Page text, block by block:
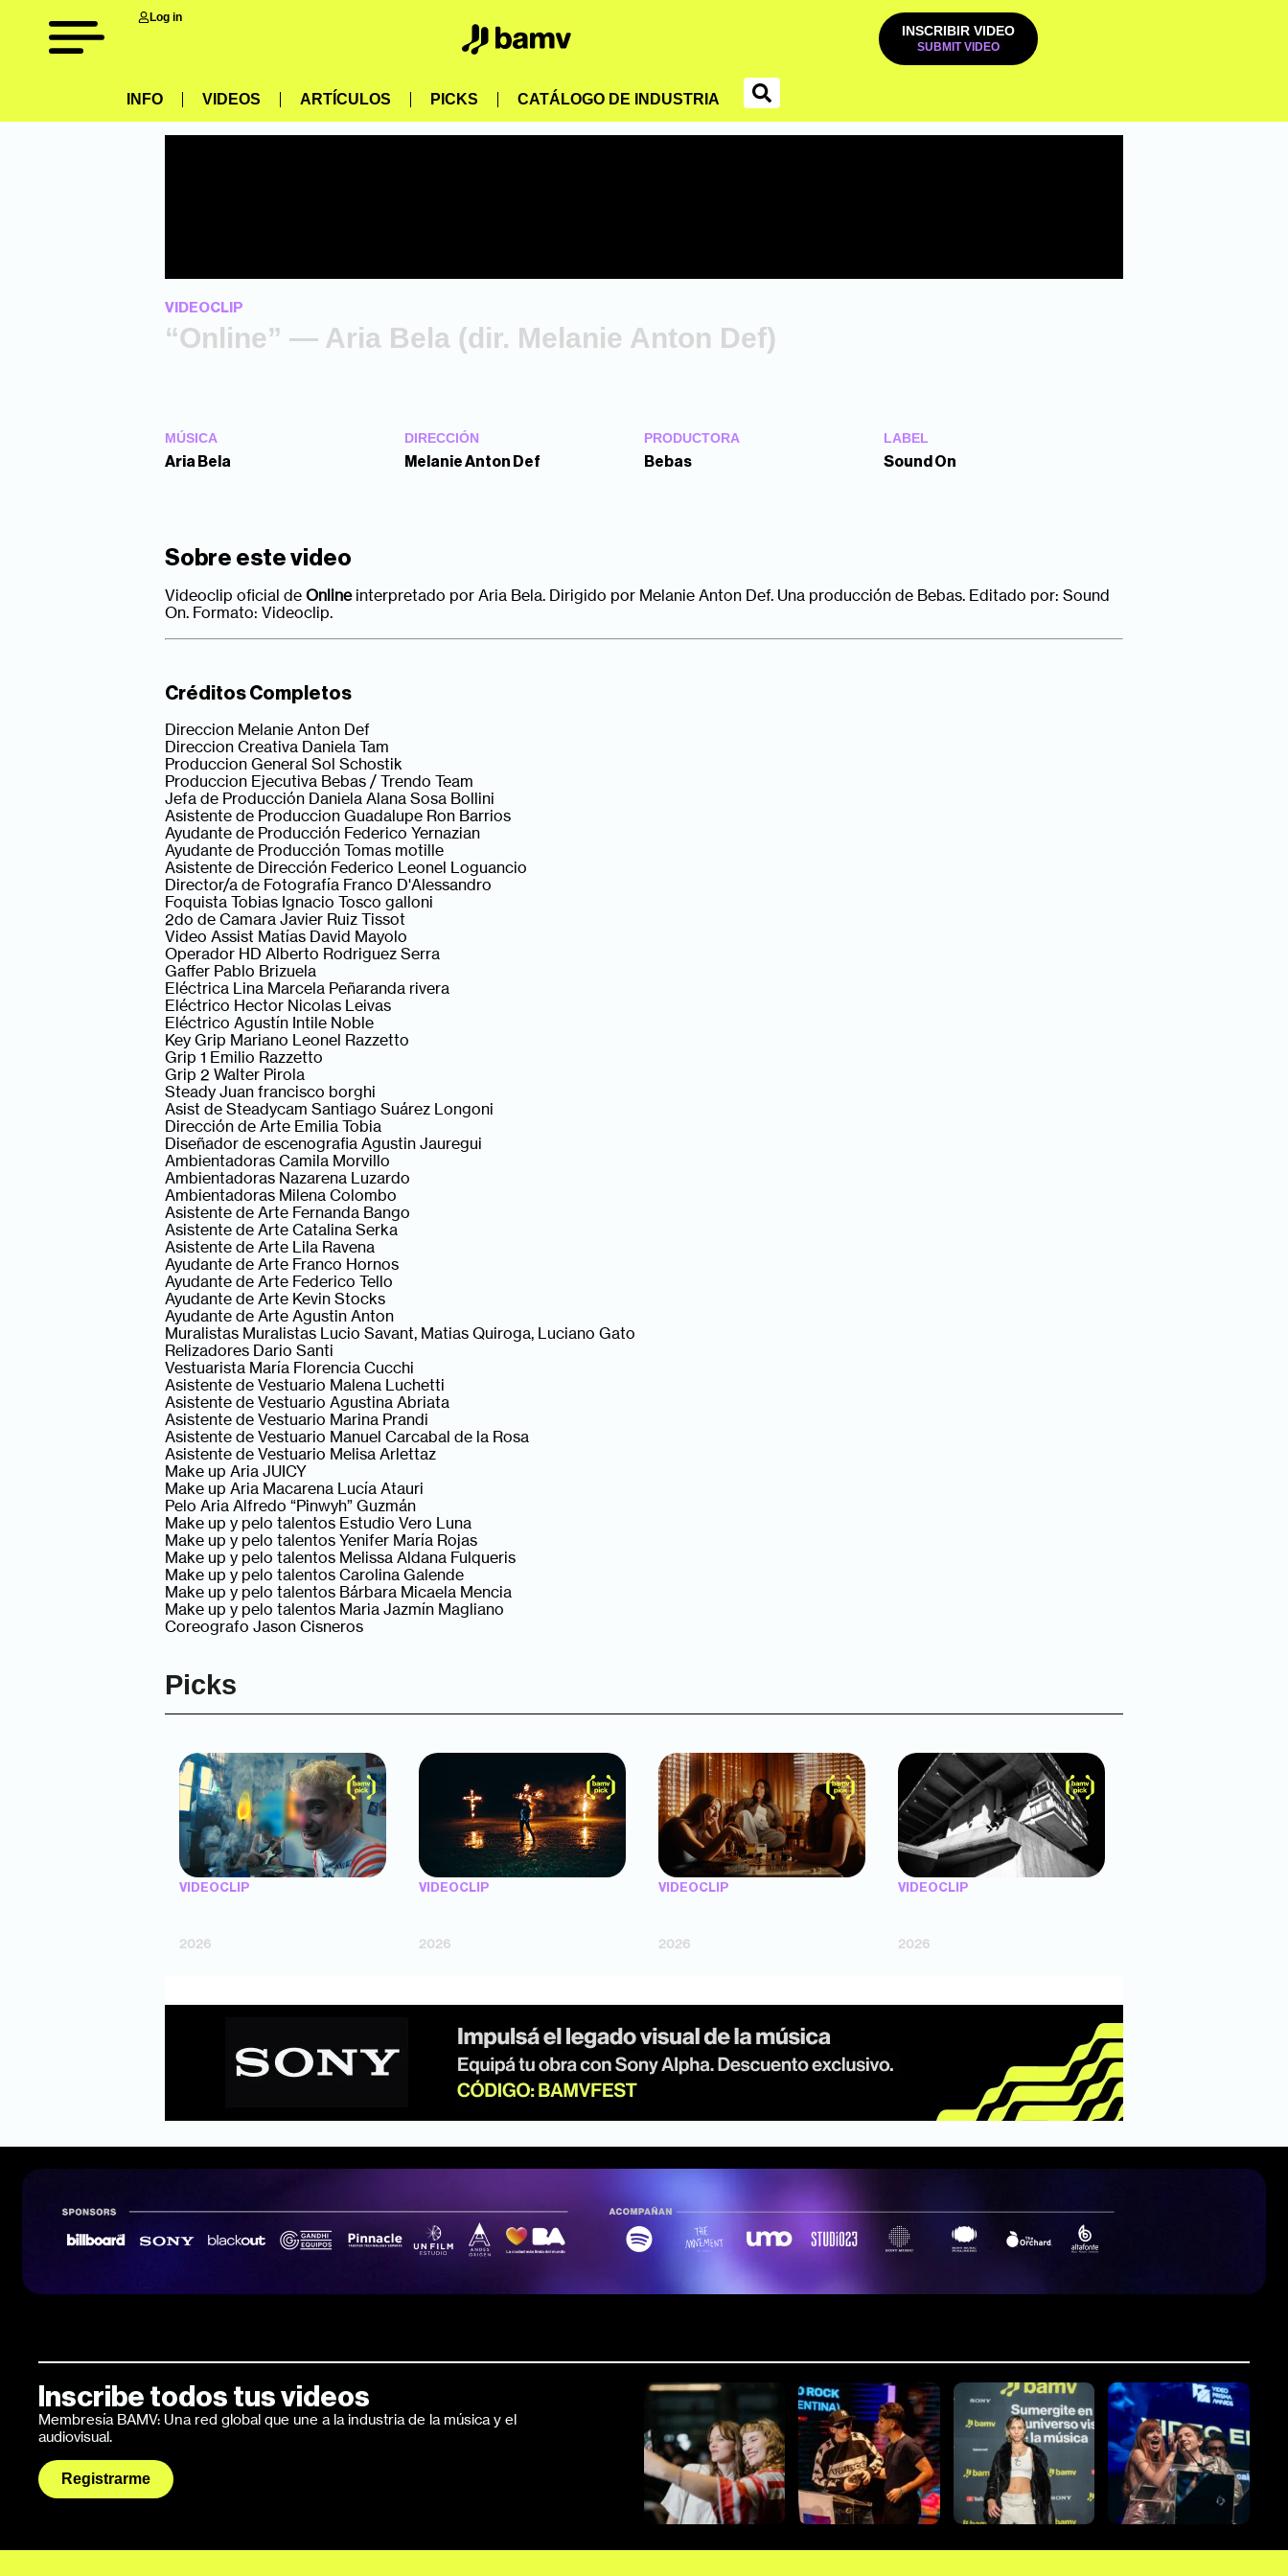
Log in
INSCRIBIR VIDEO
INFO VIDEOS ARTÍCULOS PICKS CATÁLOGO DE INDUSTRIA
VIDEOCLIP
“Online” — Aria Bela (dir. Melanie Anton Def)
MÚSICA
Aria Bela
DIRECCIÓN
Melanie Anton Def
PRODUCTORA
Bebas
LABEL
Sound On
Sobre este video
Videoclip oficial de Onlineinterpretado por Aria Bela. Dirigido por Melanie Anton Def. Una producción de Bebas. Editado por: Sound
On. Formato: Videoclip.
Créditos Completos
Direccion Melanie Anton Def
Direccion Creativa Daniela Tam
Produccion General Sol Schostik
Produccion Ejecutiva Bebas / Trendo Team
Jefa de Producción Daniela Alana Sosa Bollini
Asistente de Produccion Guadalupe Ron Barrios
Ayudante de Producción Federico Yernazian
Ayudante de Producción Tomas motille
Asistente de Dirección Federico Leonel Loguancio
Director/a de Fotografía Franco D'Alessandro
Foquista Tobias Ignacio Tosco galloni
2do de Camara Javier Ruiz Tissot
Video Assist Matías David Mayolo
Operador HD Alberto Rodriguez Serra
Gaffer Pablo Brizuela
Eléctrica Lina Marcela Peñaranda rivera
Eléctrico Hector Nicolas Leivas
Eléctrico Agustín Intile Noble
Key Grip Mariano Leonel Razzetto
Grip 1 Emilio Razzetto
Grip 2 Walter Pirola
Steady Juan francisco borghi
Asist de Steadycam Santiago Suárez Longoni
Dirección de Arte Emilia Tobia
Diseñador de escenografia Agustin Jauregui
Ambientadoras Camila Morvillo
Ambientadoras Nazarena Luzardo
Ambientadoras Milena Colombo
Asistente de Arte Fernanda Bango
Asistente de Arte Catalina Serka
Asistente de Arte Lila Ravena
Ayudante de Arte Franco Hornos
Ayudante de Arte Federico Tello
Ayudante de Arte Kevin Stocks
Ayudante de Arte Agustin Anton
Muralistas Muralistas Lucio Savant, Matias Quiroga, Luciano Gato
Relizadores Dario Santi
Vestuarista María Florencia Cucchi
Asistente de Vestuario Malena Luchetti
Asistente de Vestuario Agustina Abriata
Asistente de Vestuario Marina Prandi
Asistente de Vestuario Manuel Carcabal de la Rosa
Asistente de Vestuario Melisa Arlettaz
Make up Aria JUICY
Make up Aria Macarena Lucía Atauri
Pelo Aria Alfredo “Pinwyh” Guzmán
Make up y pelo talentos Estudio Vero Luna
Make up y pelo talentos Yenifer María Rojas
Make up y pelo talentos Melissa Aldana Fulqueris
Make up y pelo talentos Carolina Galende
Make up y pelo talentos Bárbara Micaela Mencia
Make up y pelo talentos Maria Jazmín Magliano
Coreografo Jason Cisneros
Picks
VIDEOCLIP
2026
VIDEOCLIP
2026
VIDEOCLIP
2026
VIDEOCLIP
2026
Inscribe todos tus videos
Membresía BAMV: Una red global que une a la industria de la música y el
audiovisual.
Registrarme